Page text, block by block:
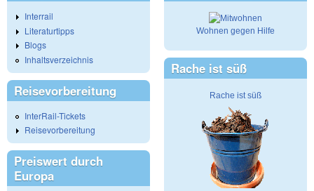
Interrail
Literaturtipps
Blogs
Inhaltsverzeichnis
Reisevorbereitung
InterRail-Tickets
Reisevorbereitung
Preiswert durch
Europa
Wohnen gegen Hilfe
Rache ist süß
Rache ist süß